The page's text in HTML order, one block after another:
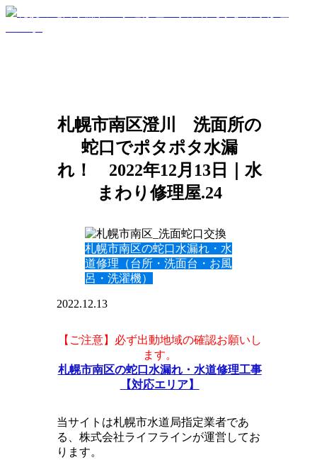
札幌市南区澄川 洗面所の
蛇口でポタポタ水漏
れ！ 2022年12月13日｜水
まわり修理屋.24
札幌市南区の蛇口水漏れ・水
道修理（台所・洗面台・お風
呂・洗濯機）
2022.12.13
【ご注意】必ず出動地域の確認お願いし
ます。
札幌市南区の蛇口水漏れ・水道修理工事
【対応エリア】
当サイトは札幌市水道局指定業者であ
る、株式会社ライフラインが運営してお
ります。